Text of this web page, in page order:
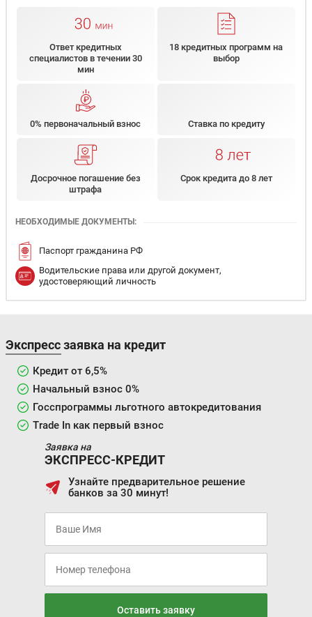
Ответ кредитных
специалистов в течении 30
мин
18 кредитных программ на
выбор
0% первоначальный взнос Ставка по кредиту
Досрочное погашение без
штрафа
Срок кредита до 8 лет
НЕОБХОДИМЫЕ ДОКУМЕНТЫ:
Паспорт гражданина РФ
Водительские права или другой документ,
удостоверяющий личность
Экспресс заявка на кредит
Кредит от 6,5%
Начальный взнос 0%
Госспрограммы льготного автокредитования
Trade In как первый взнос
Заявка на
ЭКСПРЕСС-КРЕДИТ
Узнайте предварительное решение
банков за 30 минут!
Оставить заявку